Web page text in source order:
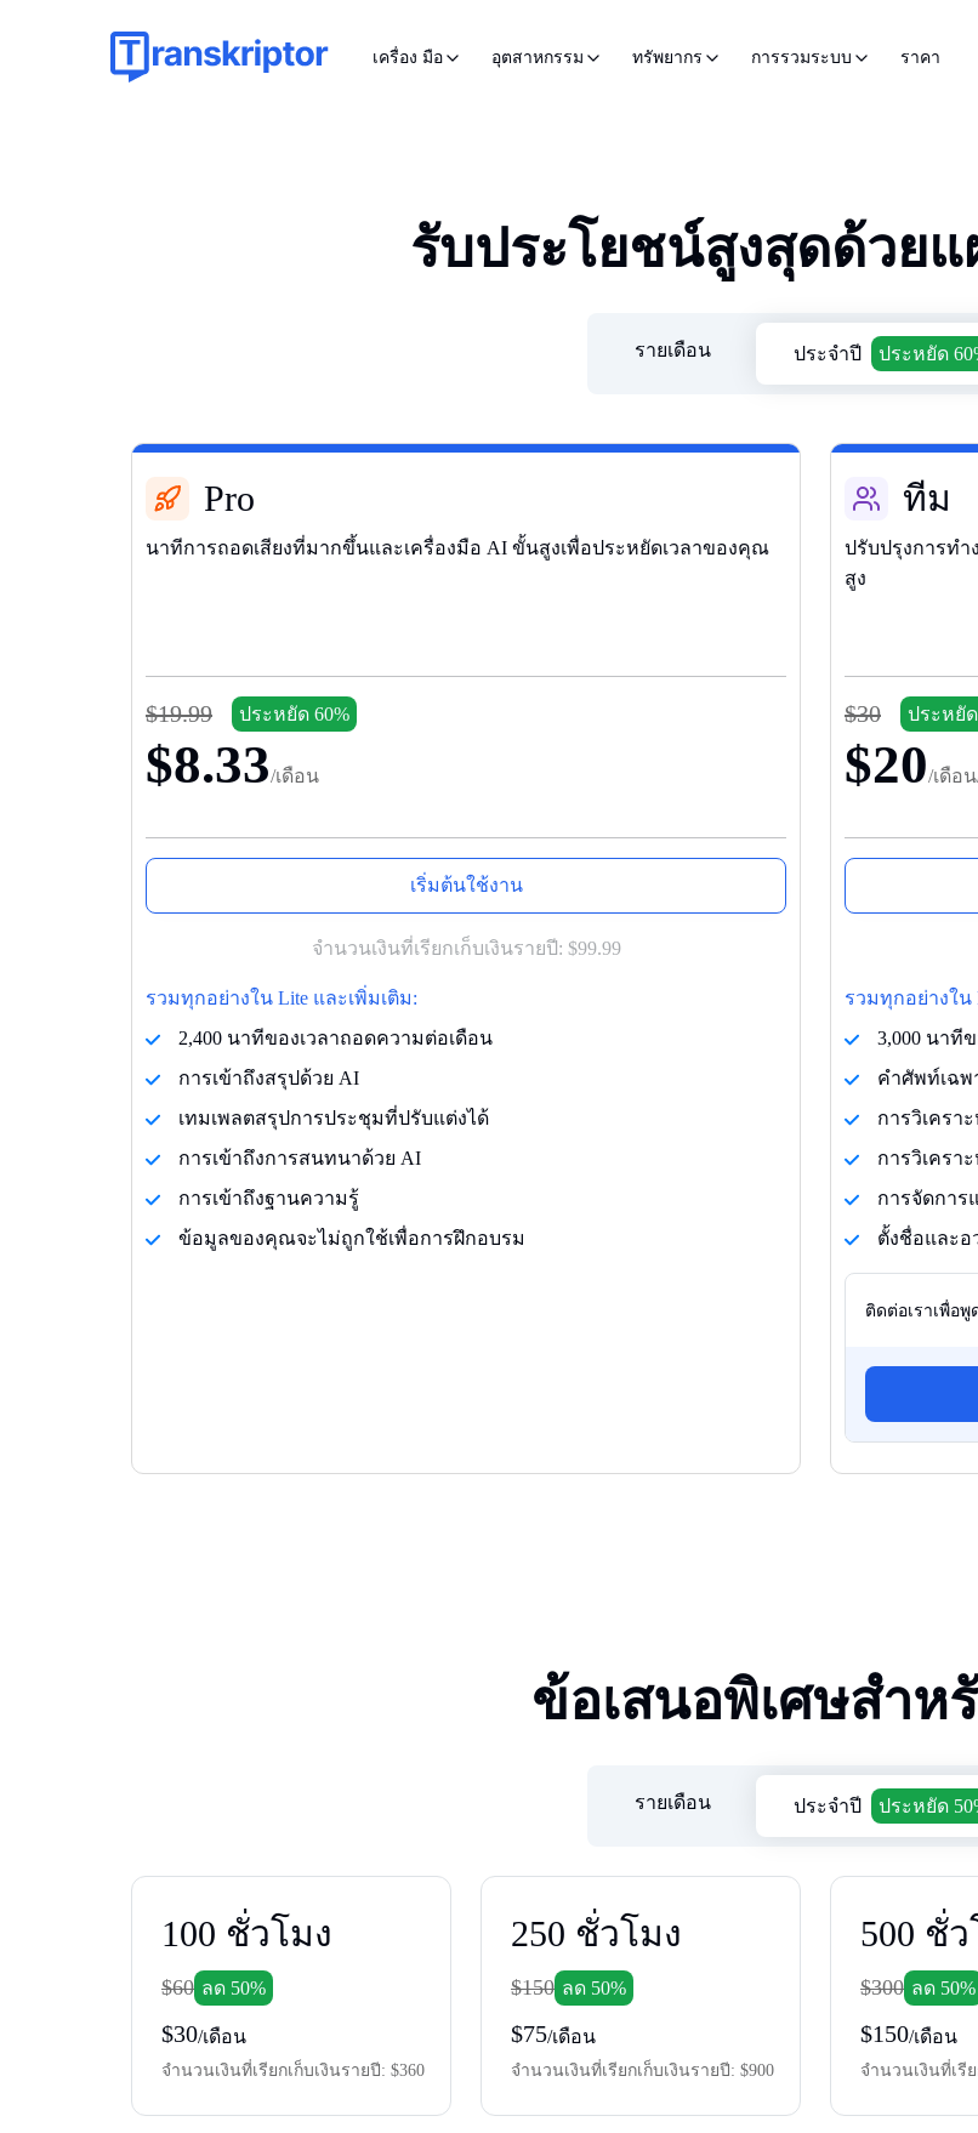
เครื่อง มือ อุตสาหกรรม ทรัพยากร การรวมระบบ ราคา
รับประโยชน์สูงสุดด้วยแ
รายเดือน ประจําปี ประหยัด
Pro
นาทีการถอดเสียงที่มากขึ้นและเครื่องมือ AI ขั้นสูงเพื่อประหยัดเวลาของคุณ
$19.99 ประหยัด 60%
$8.33/เดือน
เริ่มต้นใช้งาน
จํานวนเงินที่เรียกเก็บเงินรายปี: $99.99
รวมทุกอย่างใน Lite และเพิ่มเติม:
2,400 นาทีของเวลาถอดความต่อเดือน
การเข้าถึงสรุปด้วย AI
เทมเพลตสรุปการประชุมที่ปรับแต่งได้
การเข้าถึงการสนทนาด้วย AI
การเข้าถึงฐานความรู้
ข้อมูลของคุณจะไม่ถูกใช้เพื่อการฝึกอบรม
ทีม
ปรับปรุงการทํ
สูง
$30 ประหยัด
$20/เดือ
รวมทุกอย่างใน
3,000 นาที
คำศัพท์เฉพ
การวิเครา
การวิเครา
การจัดกา
ตั้งชื่อและอ
ติดต่อเราเพื่อ
ข้อเสนอพิเศษสำ
รายเดือน ประจําปี ประหยัด
100 ชั่วโมง
$60 ลด 50%
$30/เดือน
จํานวนเงินที่เรียกเก็บเงินรายปี: $360
250 ชั่วโมง
$150 ลด 50%
$75/เดือน
จํานวนเงินที่เรียกเก็บเงินรายปี: $900
500 ชั่ว
$300 ลด 50%
$150/เดือน
จํานวนเงินที่เรี